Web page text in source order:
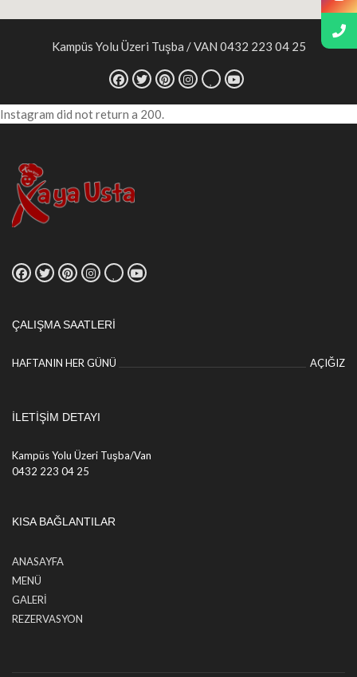
Kampüs Yolu Üzeri Tuşba / VAN 0432 223 04 25
Instagram did not return a 200.
ÇALIŞMA SAATLERI
HAFTANIN HER GÜNÜ AÇIĞIZ
İLETIŞIM DETAYI
Kampüs Yolu Üzeri Tuşba/Van
0432 223 04 25
KISA BAĞLANTILAR
ANASAYFA
MENÜ
GALERI
REZERVASYON